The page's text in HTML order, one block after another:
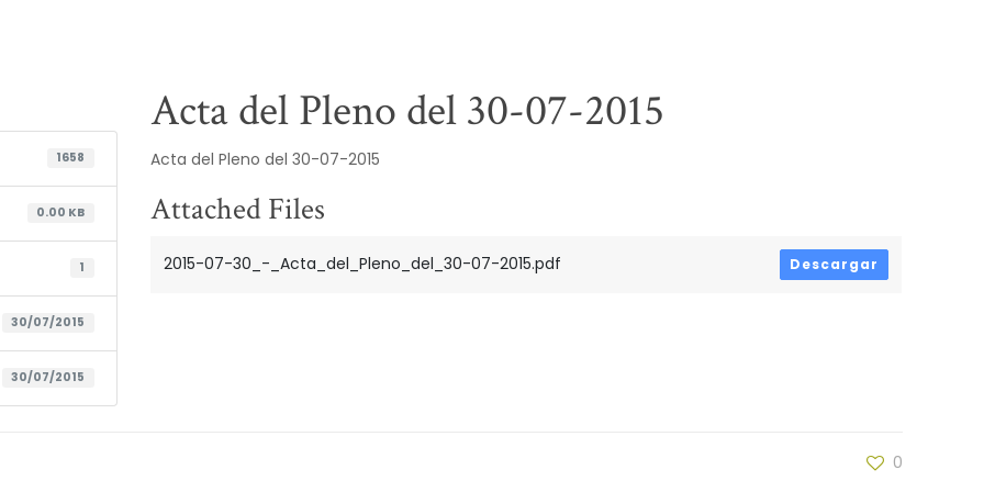
1658
0.00 KB
1
30/07/2015
30/07/2015
Acta del Pleno del 30-07-2015
Acta del Pleno del 30-07-2015
Attached Files
2015-07-30_-_Acta_del_Pleno_del_30-07-2015.pdf Descargar
0